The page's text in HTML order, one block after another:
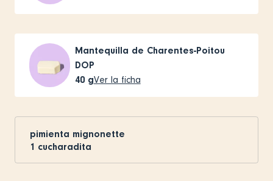
Mantequilla de Charentes-Poitou
DOP
40 gVer la ficha
pimienta mignonette
1 cucharadita